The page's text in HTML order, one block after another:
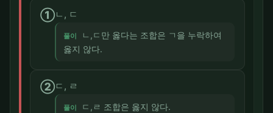
①ㄴ, ㄷ
풀이
ㄴ,ㄷ만 옳다는 조합은 ㄱ을 누락하여
옳지 않다.
②ㄷ, ㄹ
풀이 ㄷ,ㄹ 조합은 옳지 않다.